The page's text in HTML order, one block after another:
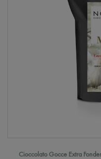
Cioccolato Gocce Extra